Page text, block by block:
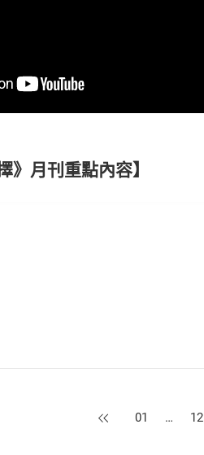
》月刊重點內容】
上一頁
01 … 12